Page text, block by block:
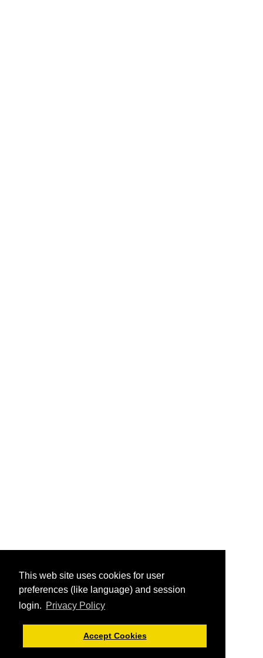
This web site uses cookies for user
preferences (like language) and session
login. Privacy Policy
Accept Cookies